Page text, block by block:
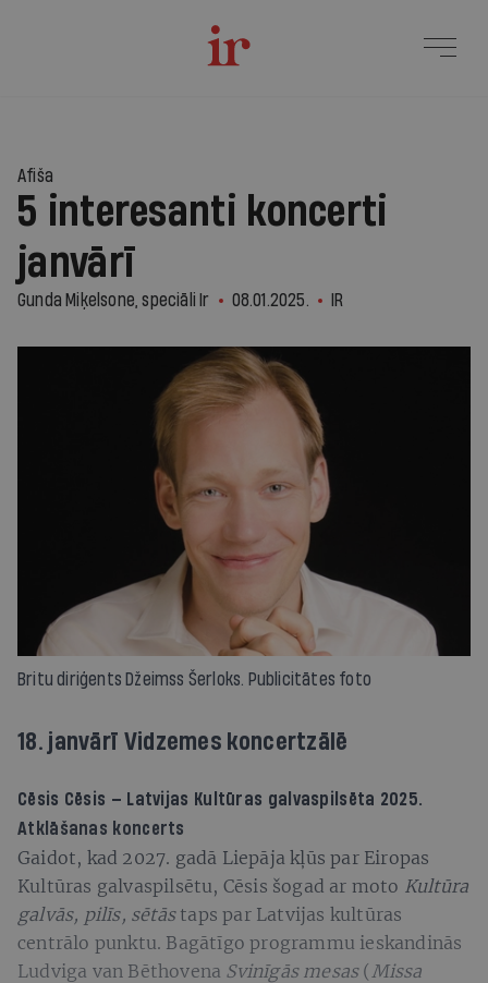
Afiša
5 interesanti koncerti
janvārī
Gunda Miķelsone, speciāli Ir 08.01.2025. IR
Britu diriģents Džeimss Šerloks. Publicitātes foto
18. janvārī Vidzemes koncertzālē
Cēsis Cēsis — Latvijas Kultūras galvaspilsēta 2025.
Atklāšanas koncerts
Gaidot, kad 2027. gadā Liepāja kļūs par Eiropas
Kultūras galvaspilsētu, Cēsis šogad ar moto Kultūra
galvās, pilīs, sētās taps par Latvijas kultūras
centrālo punktu. Bagātīgo programmu ieskandinās
Ludviga van Bēthovena Svinīgās mesas ( Missa